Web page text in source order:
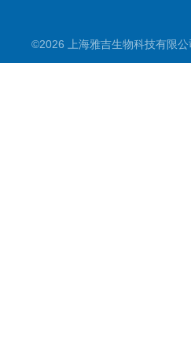
©2026 上海雅吉生物科技有限